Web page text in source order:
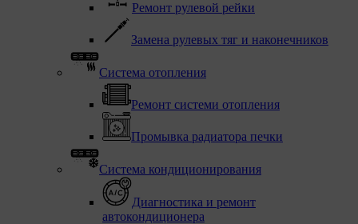
Ремонт рулевой рейки
Замена рулевых тяг и наконечников
Система отопления
Ремонт системи отопления
Промывка радиатора печки
Система кондиционирования
Диагностика и ремонт
автокондиционера